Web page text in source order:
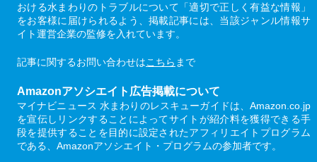
おける水まわりのトラブルについて「適切で正しく有益な情報」
をお客様に届けられるよう、掲載記事には、当該ジャンル情報サ
イト運営企業の監修を入れています。
記事に関するお問い合わせはこちら まで
Amazonアソシエイト広告掲載について
マイナビニュース 水まわりのレスキューガイドは、Amazon.co.jp
を宣伝しリンクすることによってサイトが紹介料を獲得できる手
段を提供することを目的に設定されたアフィリエイトプログラム
である、Amazonアソシエイト・プログラムの参加者です。